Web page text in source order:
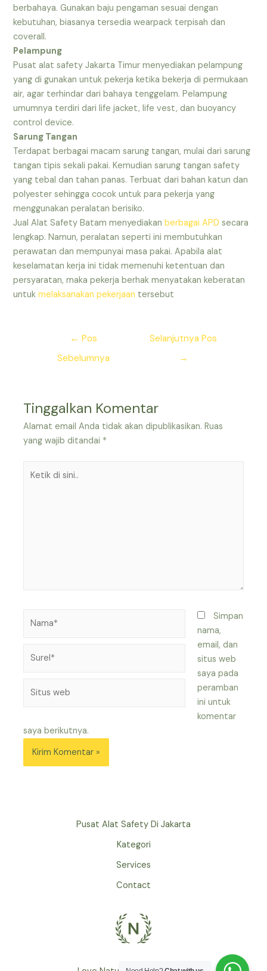
berbahaya. Gunakan baju pengaman sesuai dengan
kebutuhan, biasanya tersedia wearpack terpisah dan
coverall.
Pelampung
Pusat alat safety Jakarta Timur menyediakan pelampung
yang di gunakan untuk pekerja ketika bekerja di permukaan
air, agar terhindar dari bahaya tenggelam. Pelampung
umumnya terdiri dari life jacket, life vest, dan buoyancy
control device.
Sarung Tangan
Terdapat berbagai macam sarung tangan, mulai dari sarung
tangan tipis sekali pakai. Kemudian sarung tangan safety
yang tebal dan tahan panas. Terbuat dari bahan katun dan
polyester sehingga cocok untuk para pekerja yang
menggunakan peralatan berisiko.
Jual Alat Safety Batam menyediakan berbagai APD secara
lengkap. Namun, peralatan seperti ini membutuhkan
perawatan dan mempunyai masa pakai. Apabila alat
keselamatan kerja ini tidak memenuhi ketentuan dan
persyaratan, maka pekerja berhak menyatakan keberatan
untukmelaksanakan pekerjaan tersebut
← Pos
Sebelumnya
Selanjutnya Pos
→
Tinggalkan Komentar
Alamat email Anda tidak akan dipublikasikan. Ruas
yang wajib ditandai *
web
Simpan
nama,
email, dan
situs web
saya pada
peramban
ini untuk
komentar
saya berikutnya.
Pusat Alat Safety Di Jakarta
Kategori
Services
Contact